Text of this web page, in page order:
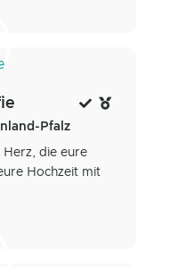
Pfalz
Herz, die eure
Hochzeit mit